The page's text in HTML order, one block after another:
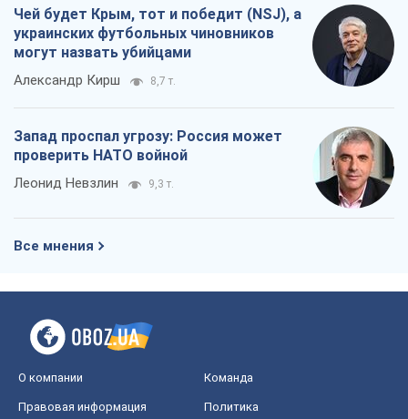
Чей будет Крым, тот и победит (NSJ), а
украинских футбольных чиновников
могут назвать убийцами
Александр Кирш 8,7 т.
Запад проспал угрозу: Россия может
проверить НАТО войной
Леонид Невзлин 9,3 т.
Все мнения
О компании Команда
Правовая информация
Политика